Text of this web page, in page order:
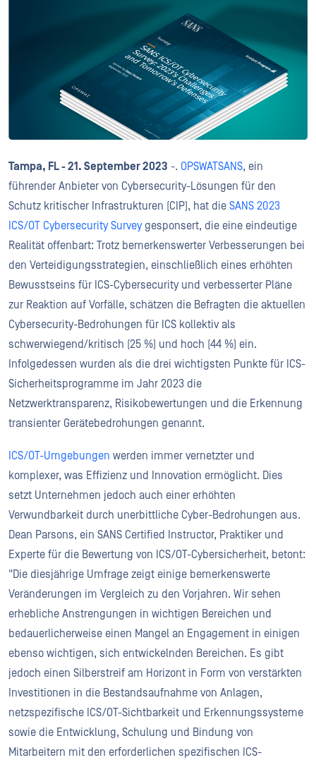
Tampa, FL - 21. September 2023 -. OPSWATSANS, ein
führender Anbieter von Cybersecurity-Lösungen für den
Schutz kritischer Infrastrukturen (CIP), hat die SANS 2023
ICS/OT Cybersecurity Surveygesponsert, die eine eindeutige
Realität offenbart: Trotz bemerkenswerter Verbesserungen bei
den Verteidigungsstrategien, einschließlich eines erhöhten
Bewusstseins für ICS-Cybersecurity und verbesserter Pläne
zur Reaktion auf Vorfälle, schätzen die Befragten die aktuellen
Cybersecurity-Bedrohungen für ICS kollektiv als
schwerwiegend/kritisch (25 %) und hoch (44 %) ein.
Infolgedessen wurden als die drei wichtigsten Punkte für ICS-
Sicherheitsprogramme im Jahr 2023 die
Netzwerktransparenz, Risikobewertungen und die Erkennung
transienter Gerätebedrohungen genannt.
ICS/OT-Umgebungen werden immer vernetzter und
komplexer, was Effizienz und Innovation ermöglicht. Dies
setzt Unternehmen jedoch auch einer erhöhten
Verwundbarkeit durch unerbittliche Cyber-Bedrohungen aus.
Dean Parsons, ein SANS Certified Instructor, Praktiker und
Experte für die Bewertung von ICS/OT-Cybersicherheit, betont:
"Die diesjährige Umfrage zeigt einige bemerkenswerte
Veränderungen im Vergleich zu den Vorjahren. Wir sehen
erhebliche Anstrengungen in wichtigen Bereichen und
bedauerlicherweise einen Mangel an Engagement in einigen
ebenso wichtigen, sich entwickelnden Bereichen. Es gibt
jedoch einen Silberstreif am Horizont in Form von verstärkten
Investitionen in die Bestandsaufnahme von Anlagen,
netzspezifische ICS/OT-Sichtbarkeit und Erkennungssysteme
sowie die Entwicklung, Schulung und Bindung von
Mitarbeitern mit den erforderlichen spezifischen ICS-